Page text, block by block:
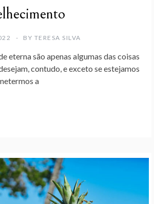
BY TERESA SILVA
eterna são apenas algumas das coisas
contudo, e exceto se estejamos
a